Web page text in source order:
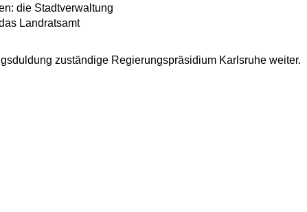
die Stadtverwaltung
Landratsamt
zuständige Regierungspräsidium Karlsruhe weiter.